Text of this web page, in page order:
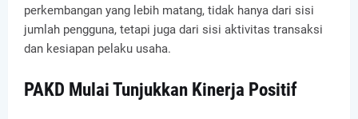
perkembangan yang lebih matang, tidak hanya dari sisi
jumlah pengguna, tetapi juga dari sisi aktivitas transaksi
dan kesiapan pelaku usaha.
PAKD Mulai Tunjukkan Kinerja Positif